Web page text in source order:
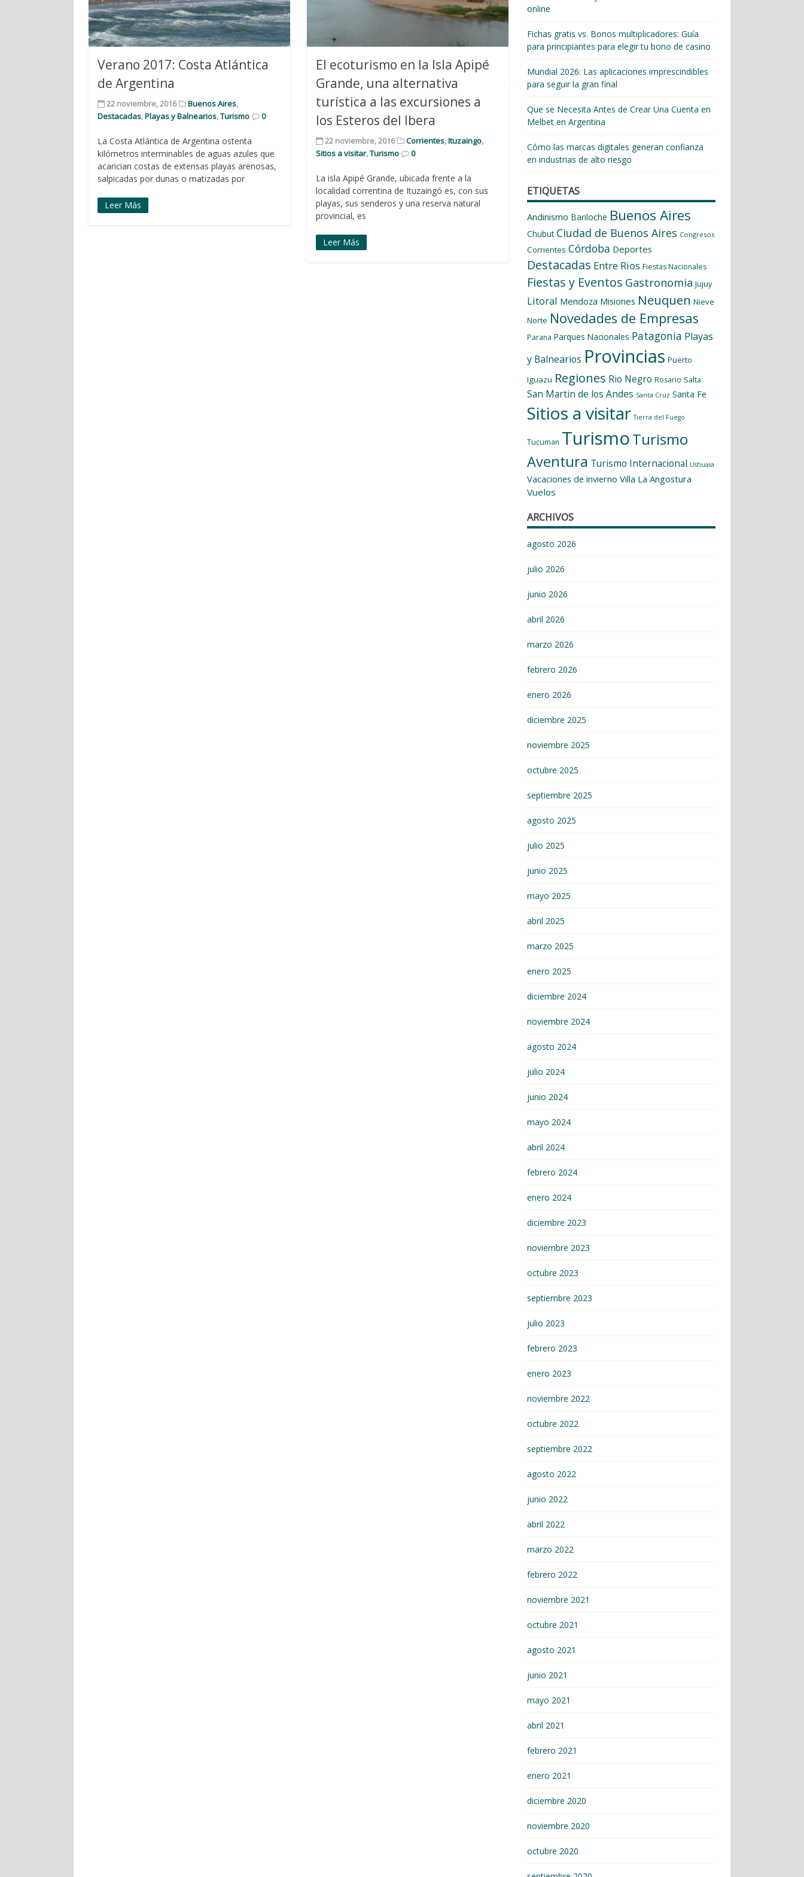
Verano 2017: Costa Atlántica
de Argentina
22 noviembre, 2016 Buenos Aires,
Destacadas,Playas y Balnearios,Turismo 0
La Costa Atlántica de Argentina ostenta
kilómetros interminables de aguas azules que
acarician costas de extensas playas arenosas,
salpicadas por dunas o matizadas por
Leer Más
El ecoturismo en la Isla Apipé
Grande, una alternativa
turística a las excursiones a
los Esteros del Ibera
22 noviembre, 2016 Corrientes,Ituzaingo,
Sitios a visitar,Turismo 0
La isla Apipé Grande, ubicada frente a la
localidad correntina de Ituzaingó es, con sus
playas, sus senderos y una reserva natural
provincial, es
Leer Más
online
Fichas gratis vs. Bonos multiplicadores: Guía
para principiantes para elegir tu bono de casino
Mundial 2026: Las aplicaciones imprescindibles
para seguir la gran final
Que se Necesita Antes de Crear Una Cuenta en
Melbet en Argentina
Cómo las marcas digitales generan confianza
en industrias de alto riesgo
ETIQUETAS
Andinismo Bariloche Buenos Aires
Chubut Ciudad de Buenos Aires Congresos
Corrientes Córdoba Deportes
Destacadas Entre Rios Fiestas Nacionales
Fiestas y Eventos Gastronomia Jujuy
Litoral Mendoza Misiones Neuquen Nieve
Norte Novedades de Empresas
Parana Parques Nacionales Patagonia Playas
y Balnearios Provincias Puerto
Iguazu Regiones Rio Negro Rosario Salta
San Martin de los Andes Santa Cruz Santa Fe
Sitios a visitar Tierra del Fuego
Tucuman TurismoTurismo
Aventura Turismo Internacional Ushuaia
Vacaciones de invierno Villa La Angostura
Vuelos
ARCHIVOS
agosto 2026
julio 2026
junio 2026
abril 2026
marzo 2026
febrero 2026
enero 2026
diciembre 2025
noviembre 2025
octubre 2025
septiembre 2025
agosto 2025
julio 2025
junio 2025
mayo 2025
abril 2025
marzo 2025
enero 2025
diciembre 2024
noviembre 2024
agosto 2024
julio 2024
junio 2024
mayo 2024
abril 2024
febrero 2024
enero 2024
diciembre 2023
noviembre 2023
octubre 2023
septiembre 2023
julio 2023
febrero 2023
enero 2023
noviembre 2022
octubre 2022
septiembre 2022
agosto 2022
junio 2022
abril 2022
marzo 2022
febrero 2022
noviembre 2021
octubre 2021
agosto 2021
junio 2021
mayo 2021
abril 2021
febrero 2021
enero 2021
diciembre 2020
noviembre 2020
octubre 2020